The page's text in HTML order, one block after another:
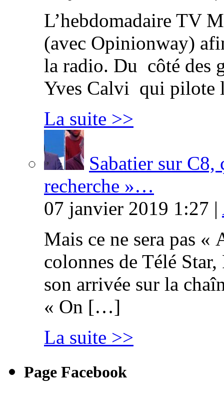
L’hebdomadaire TV
(avec Opinionway)
la radio. Du côté des
Yves Calvi qui
La suite >>
Sabatier sur C8,
recherche »…
07 janvier 2019 1:27 |
Mais ce ne sera pas «
colonnes de Télé
son arrivée sur la
« On […]
La suite >>
Page Facebook